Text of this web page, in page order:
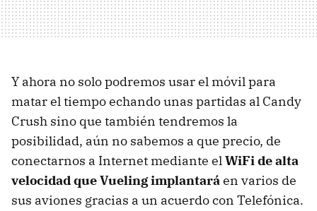
Y ahora no solo podremos usar el móvil para
matar el tiempo echando unas partidas al Candy
Crush sino que también tendremos la
posibilidad, aún no sabemos a que precio, de
conectarnos a Internet mediante elWiFi de alta
velocidad que Vueling implantaráen varios de
sus aviones gracias a un acuerdo con Telefónica.